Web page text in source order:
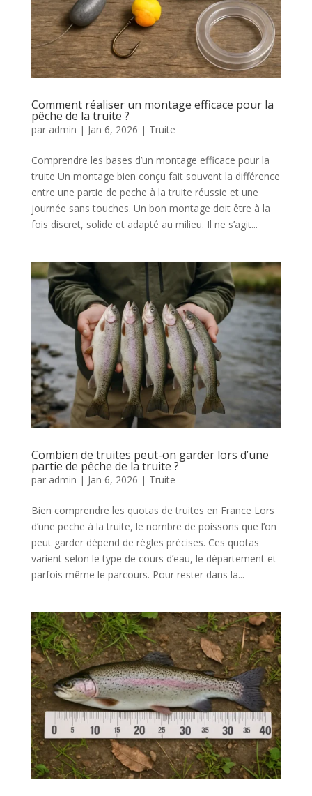
Comment réaliser un montage efficace pour la
pêche de la truite ?
par admin | Jan 6, 2026 | Truite
Comprendre les bases d’un montage efficace pour la
truite Un montage bien conçu fait souvent la différence
entre une partie de peche à la truite réussie et une
journée sans touches. Un bon montage doit être à la
fois discret, solide et adapté au milieu. Il ne s’agit...
Combien de truites peut-on garder lors d’une
partie de pêche de la truite ?
par admin | Jan 6, 2026 | Truite
Bien comprendre les quotas de truites en France Lors
d’une peche à la truite, le nombre de poissons que l’on
peut garder dépend de règles précises. Ces quotas
varient selon le type de cours d’eau, le département et
parfois même le parcours. Pour rester dans la...